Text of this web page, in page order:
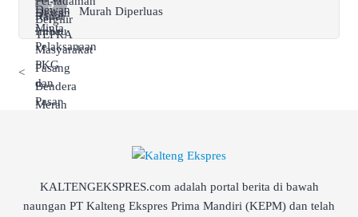
Murah Diperluas
<
KALTENGEKSPRES.com adalah portal berita di bawah
naungan PT Kalteng Ekspres Prima Mandiri (KEPM) dan telah